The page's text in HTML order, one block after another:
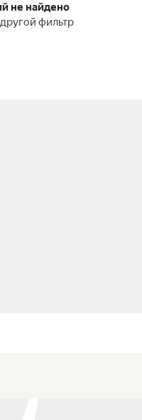
не найдено
фильтр